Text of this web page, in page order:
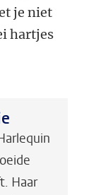
je niet
hartjes
Haar